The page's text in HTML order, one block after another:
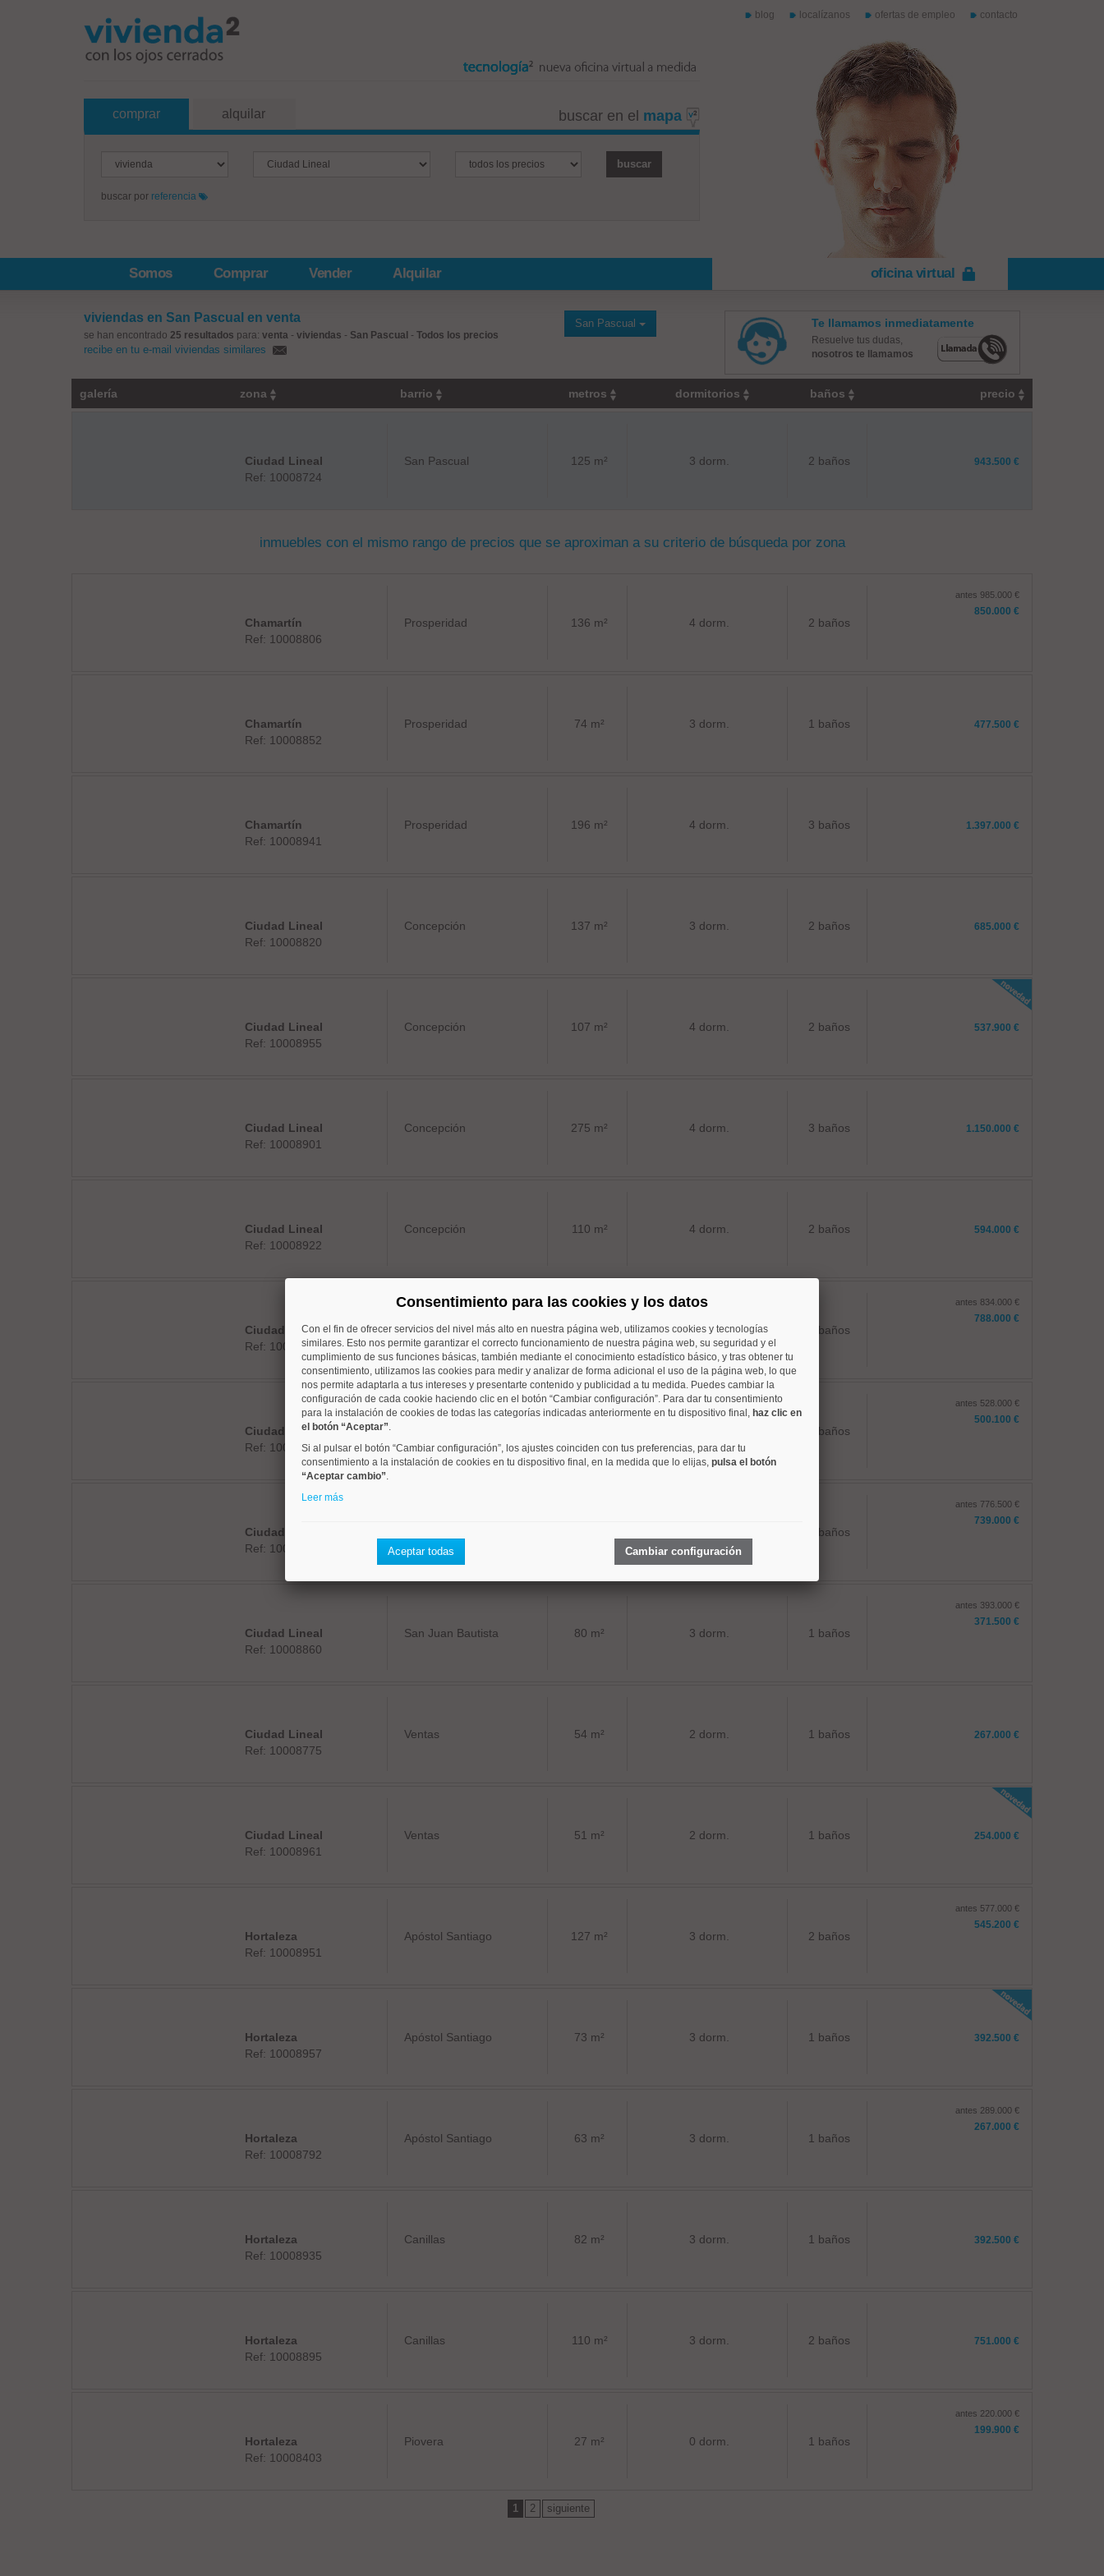
blog localízanos ofertas de empleo contacto
buscar en el mapa
comprar alquilar
buscar por referencia
Somos Comprar Vender Alquilar oficina virtual
viviendas en San Pascual en venta
se han encontrado 25 resultados para: venta - viviendas - San Pascual - Todos los precios
recibe en tu e-mail viviendas similares
San Pascual Te llamamos inmediatamente
Resuelve tus dudas,
nosotros te llamamos
galería zona barrio metros dormitorios baños precio
Ciudad Lineal
Ref: 10008724
San Pascual 125 m² 3 dorm. 2 baños 943.500 €
inmuebles con el mismo rango de precios que se aproximan a su criterio de búsqueda por zona
Chamartín
Ref: 10008806
Prosperidad 136 m² 4 dorm. 2 baños
antes 985.000 €
850.000 €
Chamartín
Ref: 10008852
Prosperidad 74 m² 3 dorm. 1 baños 477.500 €
Chamartín
Ref: 10008941
Prosperidad 196 m² 4 dorm. 3 baños 1.397.000 €
Ciudad Lineal
Ref: 10008820
Concepción 137 m² 3 dorm. 2 baños 685.000 €
Ciudad Lineal
Ref: 10008955
Concepción 107 m² 4 dorm. 2 baños 537.900 €
Ciudad Lineal
Ref: 10008901
Concepción 275 m² 4 dorm. 3 baños 1.150.000 €
Ciudad Lineal
Ref: 10008922
Concepción 110 m² 4 dorm. 2 baños 594.000 €
Ciudad Lineal
Ref: 10008896
Costillares 135 m² 3 dorm. 2 baños
antes 834.000 €
788.000 €
Ciudad Lineal
Ref: 10008932
1 baños
antes 528.000 €
500.100 €
Ciudad Lineal
Ref: 10008899
1 baños
antes 776.500 €
739.000 €
Ciudad Lineal
Ref: 10008860
San Juan Bautista 80 m² 3 dorm. 1 baños
antes 393.000 €
371.500 €
Ciudad Lineal
Ref: 10008775
Ventas 54 m² 2 dorm. 1 baños 267.000 €
Ciudad Lineal
Ref: 10008961
Ventas 51 m² 2 dorm. 1 baños 254.000 €
Hortaleza
Ref: 10008951
Apóstol Santiago 127 m² 3 dorm. 2 baños
antes 577.000 €
545.200 €
Hortaleza
Ref: 10008957
Apóstol Santiago 73 m² 3 dorm. 1 baños 392.500 €
Hortaleza
Ref: 10008792
Apóstol Santiago 63 m² 3 dorm. 1 baños
antes 289.000 €
267.000 €
Hortaleza
Ref: 10008935
Canillas 82 m² 3 dorm. 1 baños 392.500 €
Hortaleza
Ref: 10008895
Canillas 110 m² 3 dorm. 2 baños 751.000 €
Hortaleza
Ref: 10008403
Piovera 27 m² 0 dorm. 1 baños
antes 220.000 €
199.900 €
1 2 siguiente
Consentimiento para las cookies y los datos
Con el fin de ofrecer servicios del nivel más alto en nuestra página web, utilizamos cookies y tecnologías
similares. Esto nos permite garantizar el correcto funcionamiento de nuestra página web, su seguridad y el
cumplimiento de sus funciones básicas, también mediante el conocimiento estadístico básico, y tras obtener tu
consentimiento, utilizamos las cookies para medir y analizar de forma adicional el uso de la página web, lo que
nos permite adaptarla a tus intereses y presentarte contenido y publicidad a tu medida. Puedes cambiar la
configuración de cada cookie haciendo clic en el botón “Cambiar configuración”. Para dar tu consentimiento
para la instalación de cookies de todas las categorías indicadas anteriormente en tu dispositivo final, haz clic en
el botón “Aceptar”.
Si al pulsar el botón “Cambiar configuración”, los ajustes coinciden con tus preferencias, para dar tu
consentimiento a la instalación de cookies en tu dispositivo final, en la medida que lo elijas, pulsa el botón
“Aceptar cambio”.
Leer más
Aceptar todas Cambiar configuración